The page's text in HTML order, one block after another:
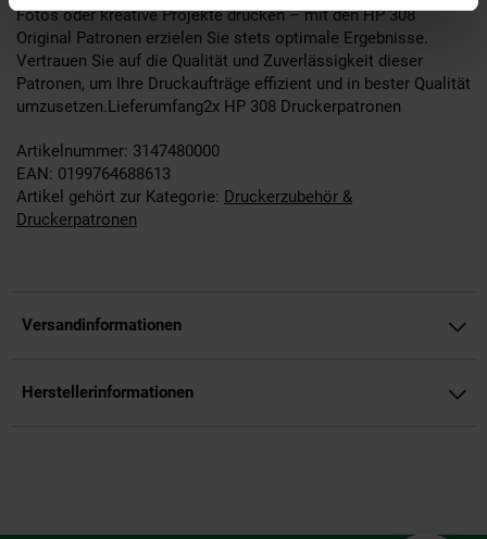
Fotos oder kreative Projekte drucken – mit den HP 308
Original Patronen erzielen Sie stets optimale Ergebnisse.
Vertrauen Sie auf die Qualität und Zuverlässigkeit dieser
Patronen, um Ihre Druckaufträge effizient und in bester Qualität
umzusetzen.Lieferumfang2x HP 308 Druckerpatronen
Artikelnummer: 3147480000
EAN: 0199764688613
Artikel gehört zur Kategorie: Druckerzubehör &
Druckerpatronen
Versandinformationen
Herstellerinformationen